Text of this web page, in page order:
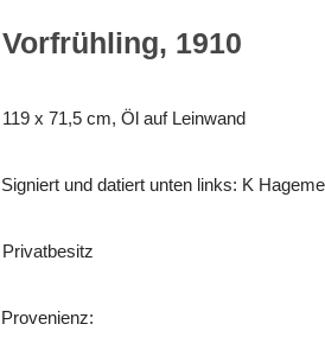
Vorfrühling, 1910
119 x 71,5 cm, Öl auf Leinwand
Signiert und datiert unten links: K
Privatbesitz
Provenienz: